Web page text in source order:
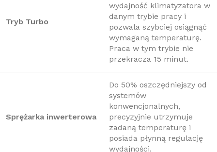
Tryb Turbo
wydajność klimatyzatora w
danym trybie pracy i
pozwala szybciej osiągnąć
wymaganą temperaturę.
Praca w tym trybie nie
przekracza 15 minut.
Sprężarka inwerterowa
Do 50% oszczędniejszy od
systemów
konwencjonalnych,
precyzyjnie utrzymuje
zadaną temperaturę i
posiada płynną regulację
wydajności.